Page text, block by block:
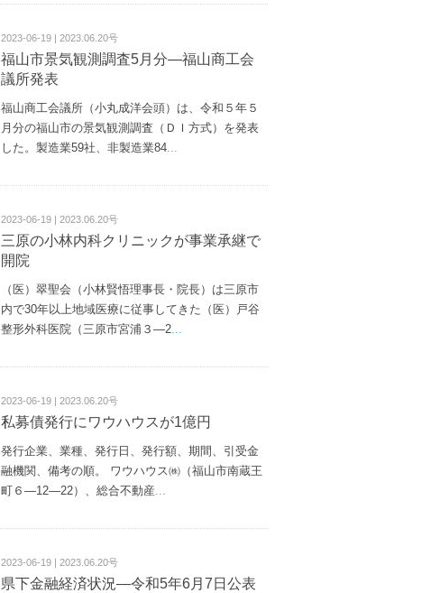
2023-06-19 | 2023.06.20号
福山市景気観測調査5月分―福山商工会
議所発表
福山商工会議所（小丸成洋会頭）は、令和５年５
月分の福山市の景気観測調査（ＤＩ方式）を発表
した。製造業59社、非製造業84...
2023-06-19 | 2023.06.20号
三原の小林内科クリニックが事業承継で
開院
（医）翠聖会（小林賢悟理事長・院長）は三原市
内で30年以上地域医療に従事してきた（医）戸谷
整形外科医院（三原市宮浦３—2...
2023-06-19 | 2023.06.20号
私募債発行にワウハウスが1億円
発行企業、業種、発行日、発行額、期間、引受金
融機関、備考の順。 ワウハウス㈱（福山市南蔵王
町６—12—22）、総合不動産...
2023-06-19 | 2023.06.20号
県下金融経済状況―令和5年6月7日公表